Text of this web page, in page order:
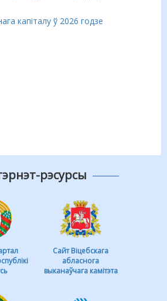
капіталу ў 2026 годзе
рэсурсы
Сайт Віцебскага
абласнога
выканаўчага камітэта